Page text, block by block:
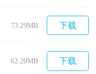
73.29MB 下载
62.20MB 下载